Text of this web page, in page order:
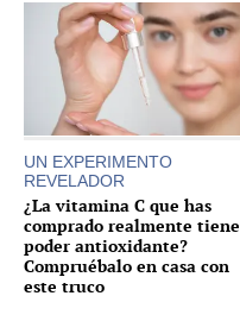
UN EXPERIMENTO
REVELADOR
¿La vitamina C que has
comprado realmente tiene
poder antioxidante?
Compruébalo en casa con
este truco